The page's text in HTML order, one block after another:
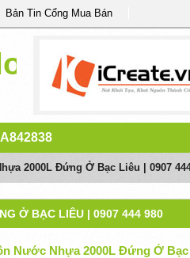
Bản Tin Cổng Mua Bán
2000L Đứng Ở Bạc Liêu | 0907
Ở BẠC LIÊU | 0907 444 980
Nước Nhựa 2000L Đứng Ở Bạc